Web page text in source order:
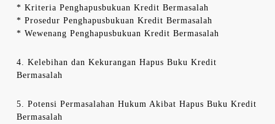
* Kriteria Penghapusbukuan Kredit Bermasalah
* Prosedur Penghapusbukuan Kredit Bermasalah
* Wewenang Penghapusbukuan Kredit Bermasalah
4. Kelebihan dan Kekurangan Hapus Buku Kredit
Bermasalah
5. Potensi Permasalahan Hukum Akibat Hapus Buku Kredit
Bermasalah